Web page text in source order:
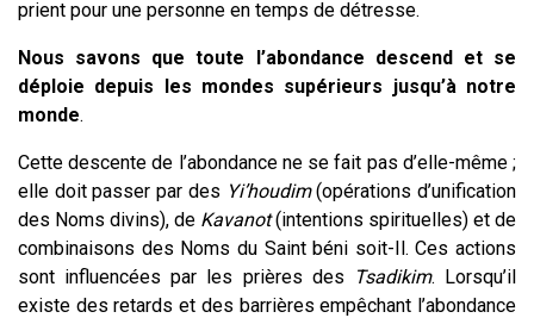
prient pour une personne en temps de détresse.
Nous savons que toute l’abondance descend et se
déploie depuis les mondes supérieurs jusqu’à notre
monde.
Cette descente de l’abondance ne se fait pas d’elle-même ;
elle doit passer par des Yi’houdim(opérations d’unification
des Noms divins), de Kavanot(intentions spirituelles) et de
combinaisons des Noms du Saint béni soit-Il. Ces actions
sont influencées par les prières des
Tsadikim. Lorsqu’il
existe des retards et des barrières empêchant l’abondance